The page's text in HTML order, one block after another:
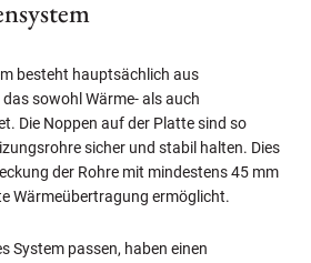
besteht hauptsächlich aus
sowohl Wärme- als auch
Die Noppen auf der Platte sind so
sicher und stabil halten. Dies
der Rohre mit mindestens 45 mm
Wärmeübertragung ermöglicht.
System passen, haben einen